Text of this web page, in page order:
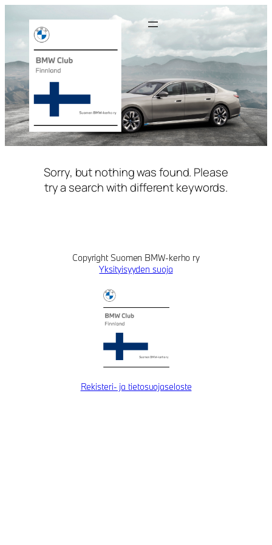
sisältöön
Sorry, but nothing was found. Please
try a search with different keywords.
Copyright Suomen BMW-kerho ry
Yksityisyyden suoja
Rekisteri- ja tietosuojaseloste